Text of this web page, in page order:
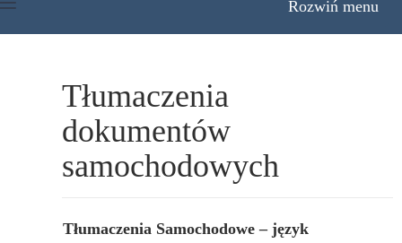
Rozwiń menu
Tłumaczenia
dokumentów
samochodowych
Tłumaczenia Samochodowe – język